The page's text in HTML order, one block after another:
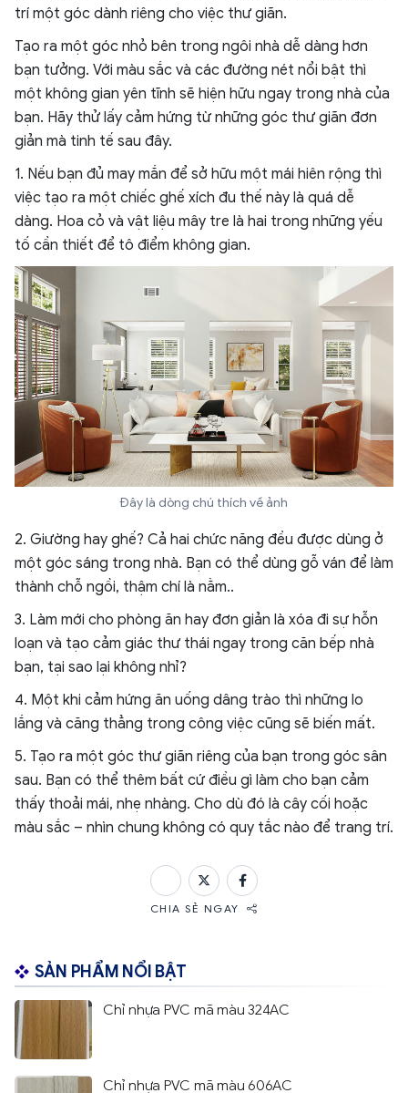
trí một góc dành riêng cho việc thư giãn.
Tạo ra một góc nhỏ bên trong ngôi nhà dễ dàng hơn
bạn tưởng. Với màu sắc và các đường nét nổi bật thì
một không gian yên tĩnh sẽ hiện hữu ngay trong nhà của
bạn. Hãy thử lấy cảm hứng từ những góc thư giãn đơn
giản mà tinh tế sau đây.
1. Nếu bạn đủ may mắn để sở hữu một mái hiên rộng thì
việc tạo ra một chiếc ghế xích đu thế này là quá dễ
dàng. Hoa cỏ và vật liệu mây tre là hai trong những yếu
tố cần thiết để tô điểm không gian.
Đây là dòng chú thích về ảnh
2. Giường hay ghế? Cả hai chức năng đều được dùng ở
một góc sáng trong nhà. Bạn có thể dùng gỗ ván để làm
thành chỗ ngồi, thậm chí là nằm..
3. Làm mới cho phòng ăn hay đơn giản là xóa đi sự hỗn
loạn và tạo cảm giác thư thái ngay trong căn bếp nhà
bạn, tại sao lại không nhỉ?
4. Một khi cảm hứng ăn uống dâng trào thì những lo
lắng và căng thẳng trong công việc cũng sẽ biến mất.
5. Tạo ra một góc thư giãn riêng của bạn trong góc sân
sau. Bạn có thể thêm bất cứ điều gì làm cho bạn cảm
thấy thoải mái, nhẹ nhàng. Cho dù đó là cây cối hoặc
màu sắc – nhìn chung không có quy tắc nào để trang trí.
CHIA SẺ NGAY
SẢN PHẨM NỔI BẬT
Chỉ nhựa PVC mã màu 324AC
Chỉ nhựa PVC mã màu 606AC